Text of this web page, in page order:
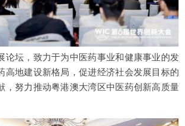
论坛，致力于为中医药事业和健康事业的发
高地建设新格局，促进经济社会发展目标的
，努力推动粤港澳大湾区中医药创新高质量